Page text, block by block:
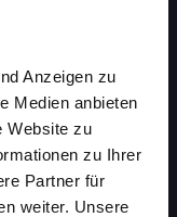
Anzeigen zu
Medien anbieten
Website zu
zu Ihrer
Partner für
weiter. Unsere